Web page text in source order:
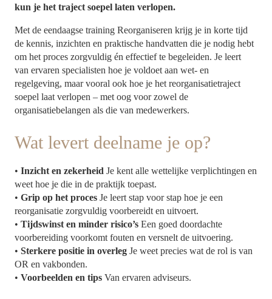
kun je het traject soepel laten verlopen.
Met de eendaagse training Reorganiseren krijg je in korte tijd
de kennis, inzichten en praktische handvatten die je nodig hebt
om het proces zorgvuldig én effectief te begeleiden. Je leert
van ervaren specialisten hoe je voldoet aan wet- en
regelgeving, maar vooral ook hoe je het reorganisatietraject
soepel laat verlopen – met oog voor zowel de
organisatiebelangen als die van medewerkers.
Wat levert deelname je op?
•Inzicht en zekerheid Je kent alle wettelijke verplichtingen en
weet hoe je die in de praktijk toepast.
•Grip op het proces Je leert stap voor stap hoe je een
reorganisatie zorgvuldig voorbereidt en uitvoert.
•Tijdswinst en minder risico’s Een goed doordachte
voorbereiding voorkomt fouten en versnelt de uitvoering.
•Sterkere positie in overleg Je weet precies wat de rol is van
OR en vakbonden.
•Voorbeelden en tips Van ervaren adviseurs.